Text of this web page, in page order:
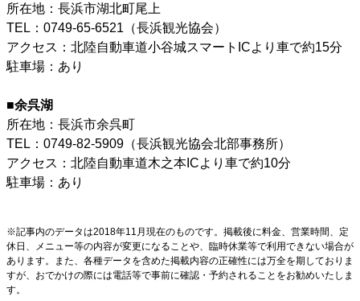
所在地：長浜市湖北町尾上
TEL：0749-65-6521（長浜観光協会）
アクセス：北陸自動車道小谷城スマートICより車で約15分
駐車場：あり
■余呉湖
所在地：長浜市余呉町
TEL：0749-82-5909（長浜観光協会北部事務所）
アクセス：北陸自動車道木之本ICより車で約10分
駐車場：あり
※記事内のデータは2018年11月現在のものです。掲載後に料金、営業時間、定
休日、メニュー等の内容が変更になることや、臨時休業等で利用できない場合が
あります。また、各種データを含めた掲載内容の正確性には万全を期しておりま
すが、おでかけの際には電話等で事前に確認・予約されることをお勧めいたしま
す。